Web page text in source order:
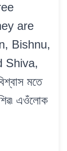
are
Bishnu,
Shiva,
মতে
এওঁলোক